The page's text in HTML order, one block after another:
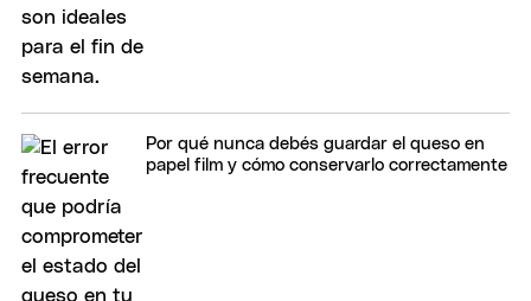
Por qué nunca debés guardar el queso en
papel film y cómo conservarlo correctamente